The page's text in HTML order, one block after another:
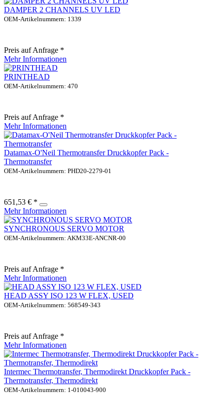
DAMPER 2 CHANNELS UV LED
OEM-Artikelnummern: 1339
Preis auf Anfrage *
Mehr Informationen
PRINTHEAD
OEM-Artikelnummern: 470
Preis auf Anfrage *
Mehr Informationen
Datamax-O'Neil Thermotransfer Druckkopfer Pack -
Thermotransfer
OEM-Artikelnummern: PHD20-2279-01
651,53 € *
Mehr Informationen
SYNCHRONOUS SERVO MOTOR
OEM-Artikelnummern: AKM33E-ANCNR-00
Preis auf Anfrage *
Mehr Informationen
HEAD ASSY ISO 123 W FLEX, USED
OEM-Artikelnummern: 568549-343
Preis auf Anfrage *
Mehr Informationen
Intermec Thermotransfer, Thermodirekt Druckkopfer Pack -
Thermotransfer, Thermodirekt
OEM-Artikelnummern: 1-010043-900